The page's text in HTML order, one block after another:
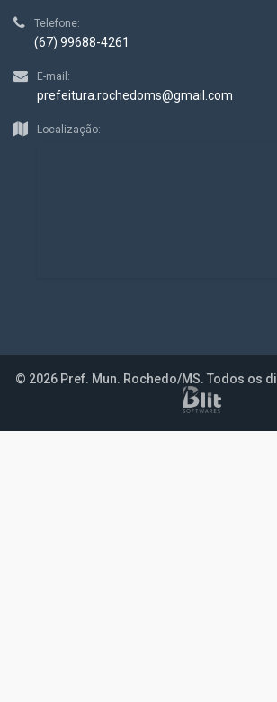
Telefone:
(67) 99688-4261
E-mail:
prefeitura.rochedoms@gmail.com
Localização:
© 2026 Pref. Mun. Rochedo/MS. Todos os